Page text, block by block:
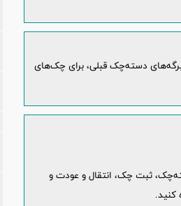
جدید سامانه صیاد، شرط تعیین تکلیف ۸۰ درصد برگه‌های دسته‌چک قبلی، برای چک‌های
ثبت چک، انتقال و عودت و
کنید.